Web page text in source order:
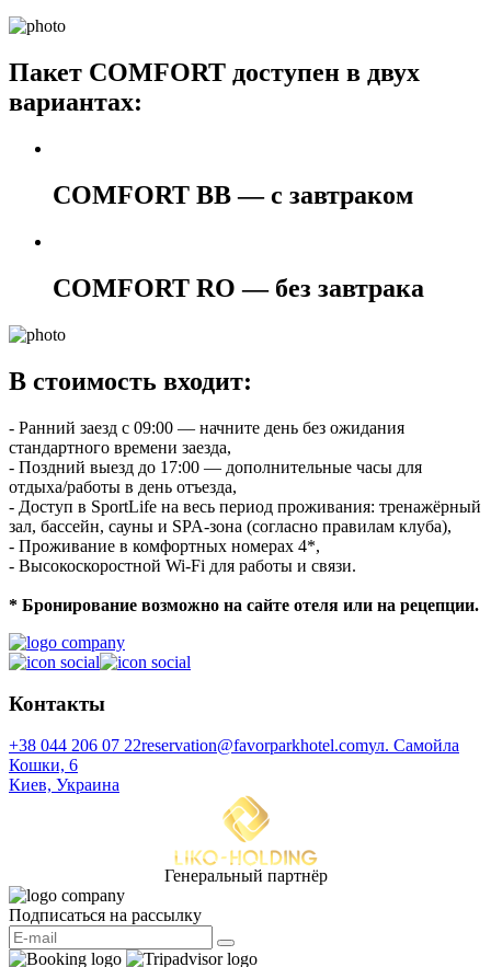
Пакет COMFORT доступен в двух
вариантах:
COMFORT BB — с завтраком
COMFORT RO — без завтрака
В стоимость входит:
- Ранний заезд с 09:00 — начните день без ожидания
стандартного времени заезда,
- Поздний выезд до 17:00 — дополнительные часы для
отдыха/работы в день отъезда,
- Доступ в SportLife на весь период проживания: тренажёрный
зал, бассейн, сауны и SPA-зона (согласно правилам клуба),
- Проживание в комфортных номерах 4*,
- Высокоскоростной Wi-Fi для работы и связи.
* Бронирование возможно на сайте отеля или на рецепции.
Контакты
+38 044 206 07 22reservation@favorparkhotel.comул. Самойла
Кошки, 6
Киев, Украина
Генеральный партнёр
Подписаться на рассылку